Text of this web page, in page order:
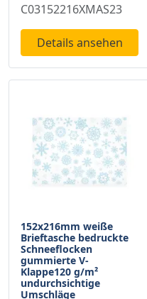
C03152216XMAS23
Details ansehen
152x216mm weiße
Brieftasche bedruckte
Schneeflocken
gummierte V-
Klappe120 g/m²
undurchsichtige
Umschläge